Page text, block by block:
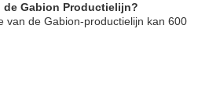
de Gabion Productielijn?
van de Gabion-productielijn kan 600